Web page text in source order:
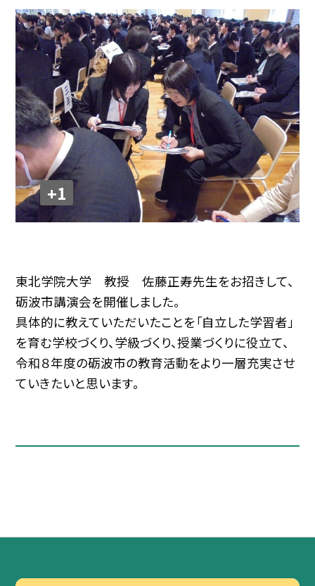
+1
東北学院大学 教授 佐藤正寿先生をお招きして、
砺波市講演会を開催しました。
具体的に教えていただいたことを「自立した学習者」
を育む学校づくり、学級づくり、授業づくりに役立て、
令和８年度の砺波市の教育活動をより一層充実させ
ていきたいと思います。